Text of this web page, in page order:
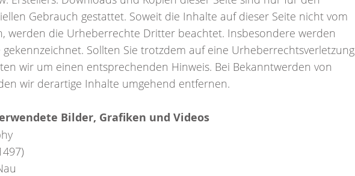
Gebrauch gestattet. Soweit die Inhalte auf dieser Seite nicht vom
werden die Urheberrechte Dritter beachtet. Insbesondere werden
Sollten Sie trotzdem auf eine Urheberrechtsverletzung
wir um einen entsprechenden Hinweis. Bei Bekanntwerden von
wir derartige Inhalte umgehend entfernen.
Bilder, Grafiken und Videos